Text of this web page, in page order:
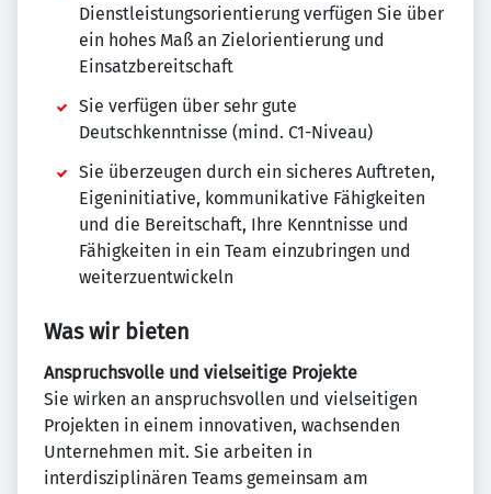
Dienstleistungsorientierung verfügen Sie über
ein hohes Maß an Zielorientierung und
Einsatzbereitschaft
Sie verfügen über sehr gute
Deutschkenntnisse (mind. C1-Niveau)
Sie überzeugen durch ein sicheres Auftreten,
Eigeninitiative, kommunikative Fähigkeiten
und die Bereitschaft, Ihre Kenntnisse und
Fähigkeiten in ein Team einzubringen und
weiterzuentwickeln
Was wir bieten
Anspruchsvolle und vielseitige Projekte
Sie wirken an anspruchsvollen und vielseitigen
Projekten in einem innovativen, wachsenden
Unternehmen mit. Sie arbeiten in
interdisziplinären Teams gemeinsam am